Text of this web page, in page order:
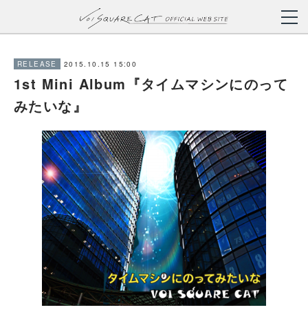
RELEASE 2015.10.15 15:00
1st Mini Album『タイムマシンにのって
みたいな』